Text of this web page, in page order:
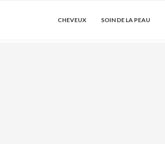
CHEVEUX SOIN DE LA PEAU